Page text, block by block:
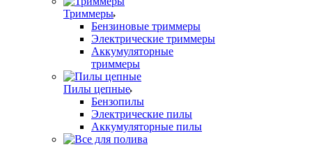
Триммеры
Бензиновые триммеры
Электрические триммеры
Аккумуляторные
триммеры
Пилы цепные
Бензопилы
Электрические пилы
Аккумуляторные пилы